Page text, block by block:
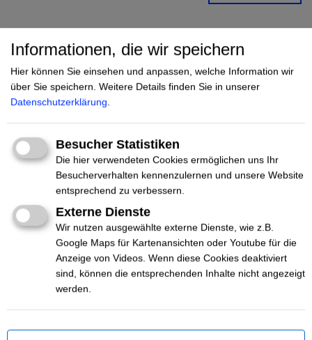
AKTEUR*INNEN
DES NETTZ
#Beratung
Bundesverband Mobile Beratung e.V.
Wir vernetzen rund 50 Mobile Beratungsteams, die zum
Umgang mit Rechtsextremismus, Rassismus,
Antisemitismus und Verschwörungserzählungen
Informationen, die wir speichern
Hier können Sie einsehen und anpassen, welche Information wir
über Sie speichern. Weitere Details finden Sie in unserer
Datenschutzerklärung.
Besucher Statistiken
Die hier verwendeten Cookies ermöglichen uns Ihr
Besucherverhalten kennenzulernen und unsere Website
entsprechend zu verbessern.
Externe Dienste
Wir nutzen ausgewählte externe Dienste, wie z.B.
Google Maps für Kartenansichten oder Youtube für die
Anzeige von Videos. Wenn diese Cookies deaktiviert
sind, können die entsprechenden Inhalte nicht angezeigt
werden.